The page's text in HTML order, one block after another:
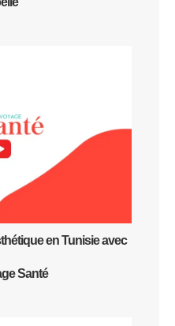
en Tunisie avec
Santé